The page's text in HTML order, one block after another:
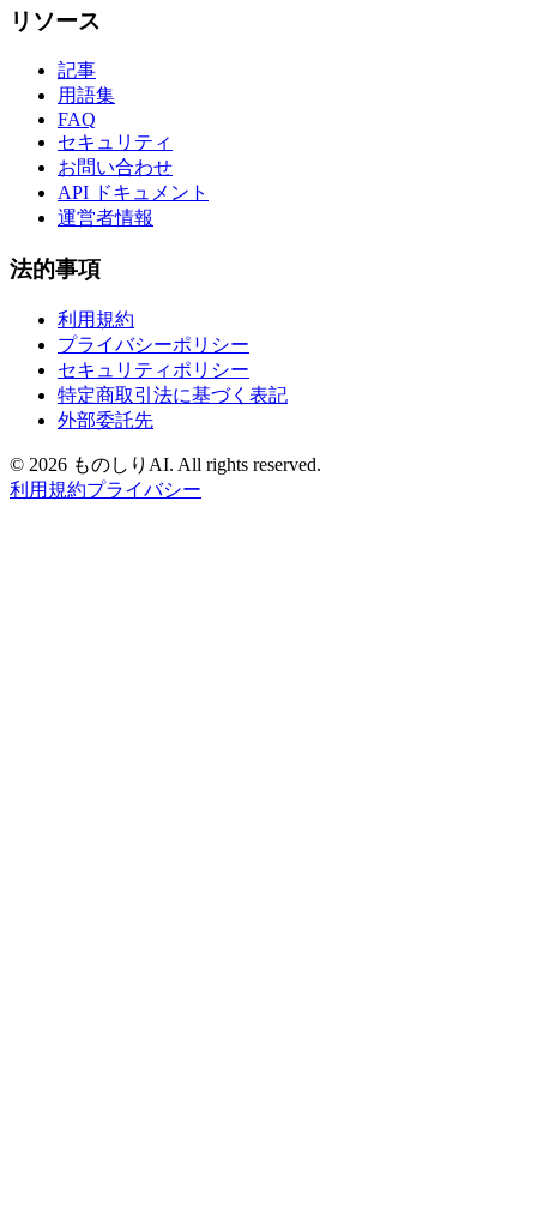
リソース
記事
用語集
FAQ
セキュリティ
お問い合わせ
API ドキュメント
運営者情報
法的事項
利用規約
プライバシーポリシー
セキュリティポリシー
特定商取引法に基づく表記
外部委託先
© 2026 ものしりAI. All rights reserved.
利用規約プライバシー